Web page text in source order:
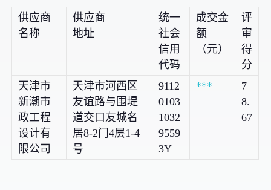
供应商
名称
供应商
地址
统一
社会
信用
代码
成交金
额
（元）
评
审
得
分
天津市
新潮市
政工程
设计有
限公司
天津市河西区
友谊路与围堤
道交口友城名
居8-2门4层1-4
号
9112
0103
1032
9559
3Y
***
7
8.
67